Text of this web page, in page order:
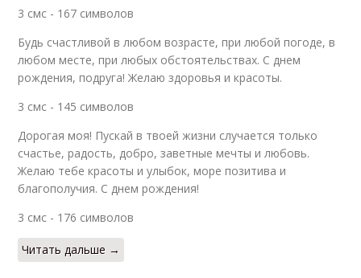
3 смс - 167 символов
Будь счастливой в любом возрасте, при любой погоде, в
любом месте, при любых обстоятельствах. С днем
рождения, подруга! Желаю здоровья и красоты.
3 смс - 145 символов
Дорогая моя! Пускай в твоей жизни случается только
счастье, радость, добро, заветные мечты и любовь.
Желаю тебе красоты и улыбок, море позитива и
благополучия. С днем рождения!
3 смс - 176 символов
Читать дальше →